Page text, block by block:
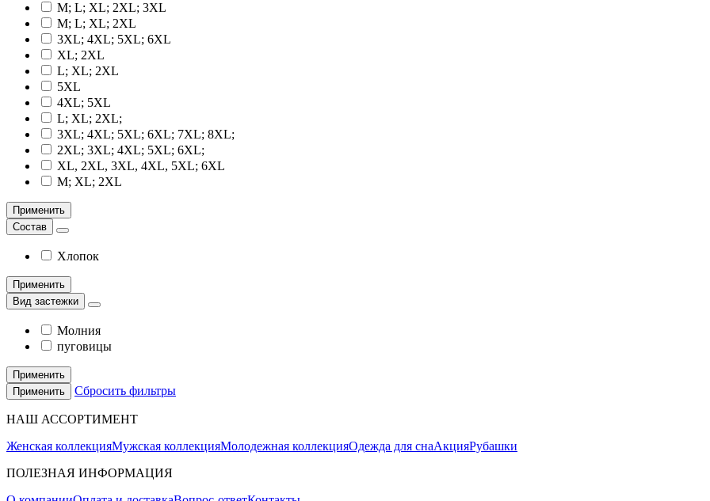
M; L; XL; 2XL; 3XL
M; L; XL; 2XL
3XL; 4XL; 5XL; 6XL
XL; 2XL
L; XL; 2XL
5XL
4XL; 5XL
L; XL; 2XL;
3XL; 4XL; 5XL; 6XL; 7XL; 8XL;
2XL; 3XL; 4XL; 5XL; 6XL;
XL, 2XL, 3XL, 4XL, 5XL; 6XL
M; XL; 2XL
Применить
Состав
Хлопок
Применить
Вид застежки
Молния
пуговицы
Применить
Применить
Сбросить фильтры
НАШ АССОРТИМЕНТ
Женская коллекцияМужская коллекцияМолодежная коллекцияОдежда для снаАкцияРубашки
ПОЛЕЗНАЯ ИНФОРМАЦИЯ